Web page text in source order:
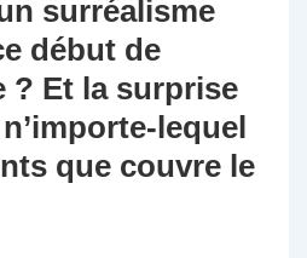
surréalisme
début de
? Et la surprise
lequel
que couvre le